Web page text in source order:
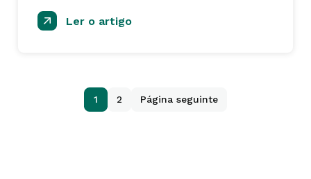
Ler o artigo
1 2 Página seguinte